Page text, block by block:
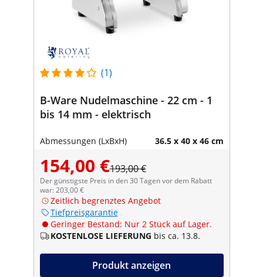
(1)
B-Ware Nudelmaschine - 22 cm - 1
bis 14 mm - elektrisch
Abmessungen (LxBxH) 36.5 x 40 x 46 cm
154,00 €193,00 €
Der günstigste Preis in den 30 Tagen vor dem Rabatt
war: 203,00 €
Zeitlich begrenztes Angebot
Tiefpreisgarantie
Geringer Bestand: Nur 2 Stück auf Lager.
KOSTENLOSE LIEFERUNG bis ca. 13.8.
Produkt anzeigen